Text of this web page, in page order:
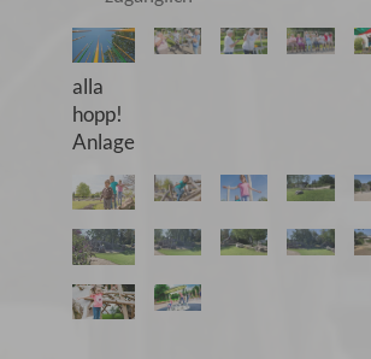
alla
hopp!
Anlage